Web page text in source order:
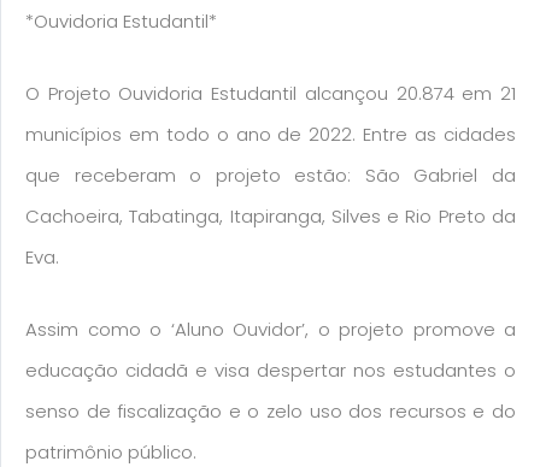
*Ouvidoria Estudantil*
O Projeto Ouvidoria Estudantil alcançou 20.874 em 21
municípios em todo o ano de 2022. Entre as cidades
que receberam o projeto estão: São Gabriel da
Cachoeira, Tabatinga, Itapiranga, Silves e Rio Preto da
Eva.
Assim como o ‘Aluno Ouvidor’, o projeto promove a
educação cidadã e visa despertar nos estudantes o
senso de fiscalização e o zelo uso dos recursos e do
patrimônio público.